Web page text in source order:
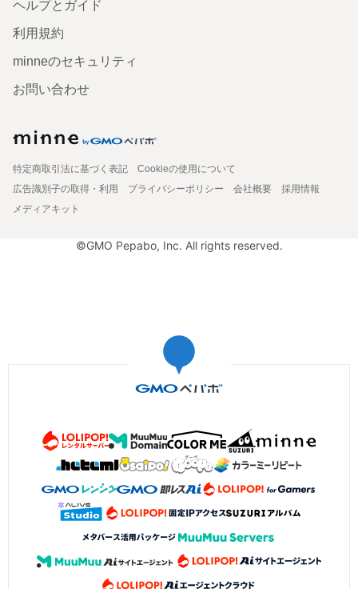
ヘルプとガイド
利用規約
minneのセキュリティ
お問い合わせ
特定商取引法に基づく表記
Cookieの使用について
広告識別子の取得・利用
プライバシーポリシー 会社概要
採用情報
メディアキット
©GMO Pepabo, Inc. All rights reserved.